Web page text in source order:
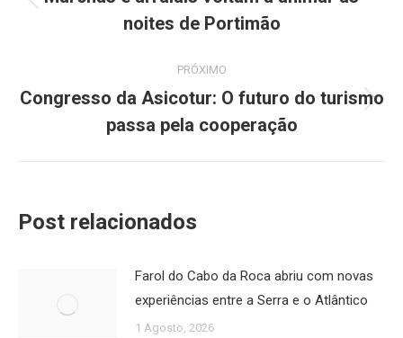
Post
anterior:
noites de Portimão
PRÓXIMO
Próximo
post:
Congresso da Asicotur: O futuro do turismo
passa pela cooperação
Post relacionados
Farol do Cabo da Roca abriu com novas
experiências entre a Serra e o Atlântico
1 Agosto, 2026